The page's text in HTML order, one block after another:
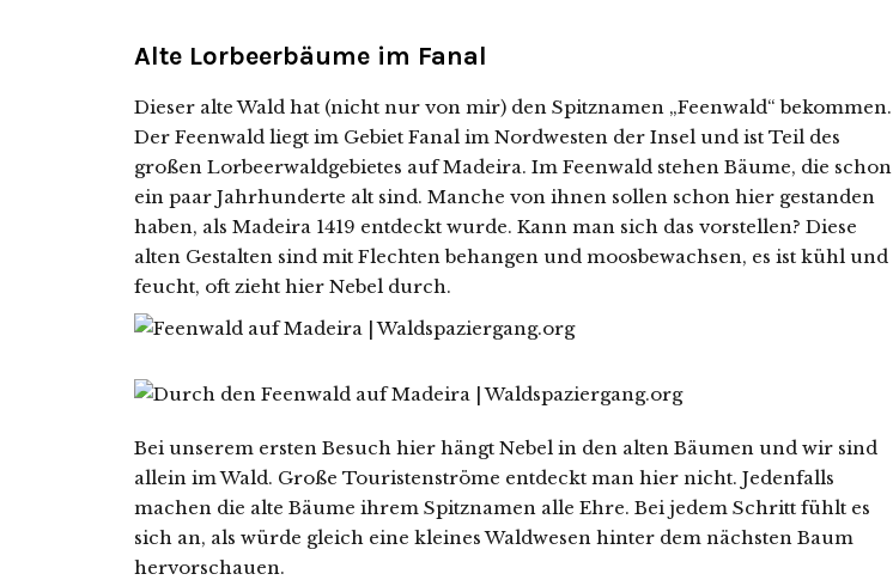
Alte Lorbeerbäume im Fanal
Dieser alte Wald hat (nicht nur von mir) den Spitznamen „Feenwald“ bekommen.
Der Feenwald liegt im Gebiet Fanal im Nordwesten der Insel und ist Teil des
großen Lorbeerwaldgebietes auf Madeira. Im Feenwald stehen Bäume, die schon
ein paar Jahrhunderte alt sind. Manche von ihnen sollen schon hier gestanden
haben, als Madeira 1419 entdeckt wurde. Kann man sich das vorstellen? Diese
alten Gestalten sind mit Flechten behangen und moosbewachsen, es ist kühl und
feucht, oft zieht hier Nebel durch.
Bei unserem ersten Besuch hier hängt Nebel in den alten Bäumen und wir sind
allein im Wald. Große Touristenströme entdeckt man hier nicht. Jedenfalls
machen die alte Bäume ihrem Spitznamen alle Ehre. Bei jedem Schritt fühlt es
sich an, als würde gleich eine kleines Waldwesen hinter dem nächsten Baum
hervorschauen.